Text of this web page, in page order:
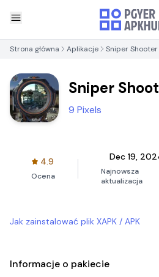
Strona główna Aplikacje Sniper
Sniper
Battleground
9 Pixels
4.9
Ocena
Dec 19,
Najnowsza
aktualizacja
Jak zainstalować plik XAPK / APK
Informacje o pakiecie